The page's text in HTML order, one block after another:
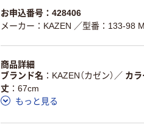
お申込番号：428406
メーカー：KAZEN ／型番：133-98 M
商品詳細
ブランド名
KAZEN（カゼン） ／ カラ
丈
67cm
もっと見る